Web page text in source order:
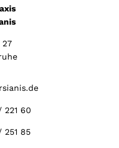
27
221 60
251 85